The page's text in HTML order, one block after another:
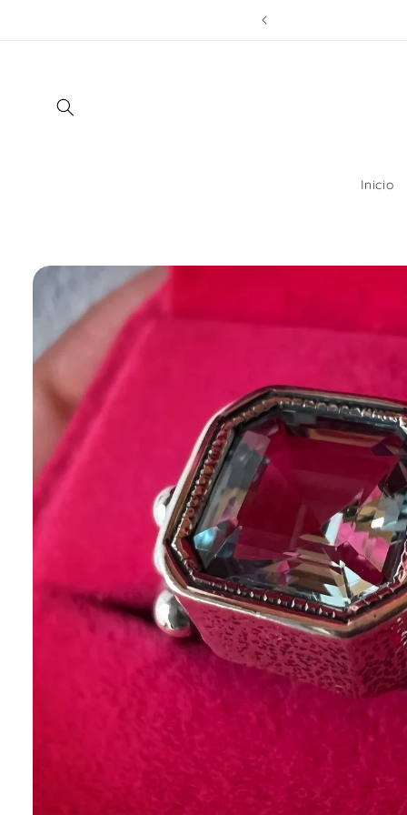
Inicio
directamente
información
del producto